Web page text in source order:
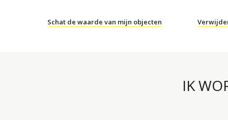
Schat de waarde van mijn objecten
IK